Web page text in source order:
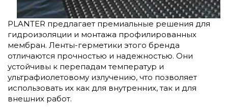
PLANTER предлагает премиальные решения для
гидроизоляции и монтажа профилированных
мембран. Ленты-герметики этого бренда
отличаются прочностью и надежностью. Они
устойчивы к перепадам температур и
ультрафиолетовому излучению, что позволяет
использовать их как для внутренних, так и для
внешних работ.